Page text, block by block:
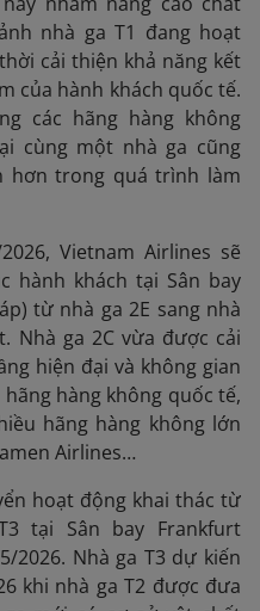
nhà ga T1 đang hoạt
cải thiện khả năng kết
của hành khách quốc tế.
các hãng hàng không
cùng một nhà ga cũng
hơn trong quá trình làm
Vietnam Airlines sẽ
hành khách tại Sân bay
từ nhà ga 2E sang nhà
Nhà ga 2C vừa được cải
hiện đại và không gian
hàng không quốc tế,
hãng hàng không lớn
Airlines…
hoạt động khai thác từ
tại Sân bay Frankfurt
2026. Nhà ga T3 dự kiến
khi nhà ga T2 được đưa